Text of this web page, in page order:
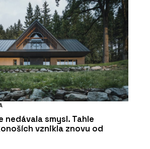
nedávala smysl. Tahle
vznikla znovu od